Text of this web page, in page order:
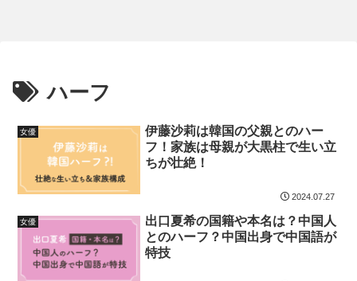
ハーフ
女優
伊藤沙莉は韓国の父親とのハー
フ！家族は母親が大黒柱で生い立
ちが壮絶！
2024.07.27
女優
出口夏希の国籍や本名は？中国人
とのハーフ？中国出身で中国語が
特技